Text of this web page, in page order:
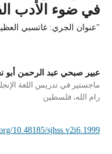
في ضوء الأدب
"عنوان الجري: غاتسبي
عبير صبحي عبد الرحمن أبو
رام الله، فلسطين
10.48185/sjhss.v2i6.1999